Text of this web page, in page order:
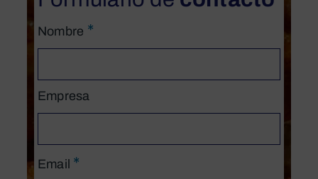
Nombre *
Empresa
Email *